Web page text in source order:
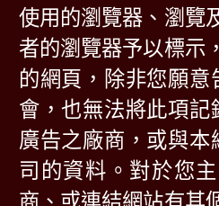
使用的瀏覽器、瀏覽
者的瀏覽器予以標示
的網頁，除非您願
會，也無法將此項
廣告之廠商，或與
司的資料。對於您
商、或連結網站有其